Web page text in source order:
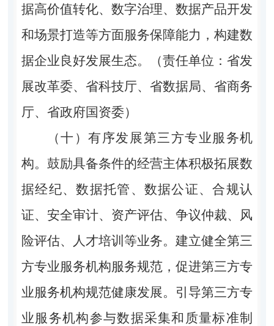
据高价值转化、数字治理、数据产品开发
和场景打造等方面服务保障能力，构建数
据企业良好发展生态。（责任单位：省发
展改革委、省科技厅、省数据局、省商务
厅、省政府国资委）
（十）有序发展第三方专业服务机
构。 鼓励具备条件的经营主体积极拓展数
据经纪、数据托管、数据公证、合规认
证、安全审计、资产评估、争议仲裁、风
险评估、人才培训等业务。建立健全第三
方专业服务机构服务规范，促进第三方专
业服务机构规范健康发展。引导第三方专
业服务机构参与数据采集和质量标准制